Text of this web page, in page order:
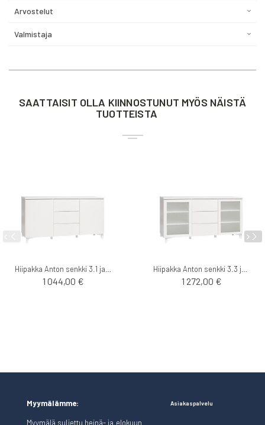
Arvostelut
Valmistaja
SAATTAISIT OLLA KIINNOSTUNUT MYÖS NÄISTÄ
TUOTTEISTA
1 044,00 € 1 272,00 €
Myymälämme:
Myymälä suljettu heinä- ja elokuun
Asiakaspalvelu